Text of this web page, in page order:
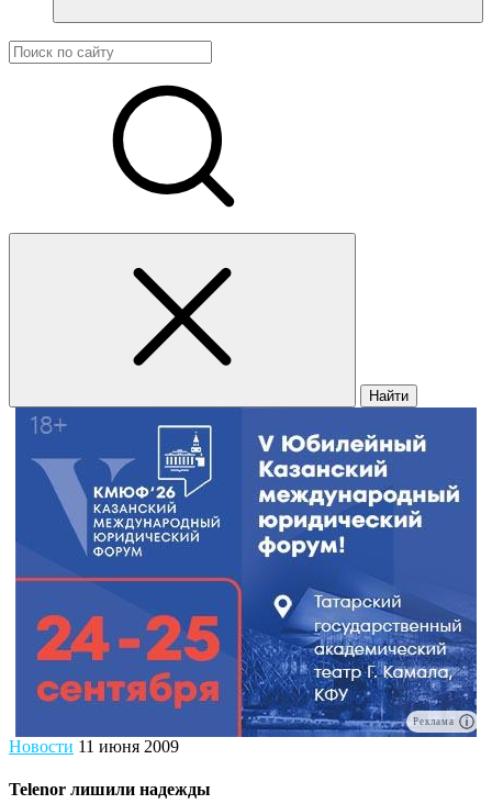
Найти
Реклама
Новости 11 июня 2009
Telenor лишили надежды